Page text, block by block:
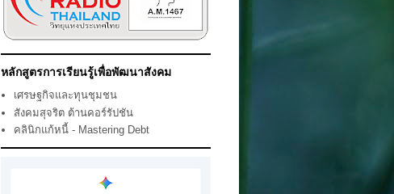
หลักสูตรการเรียนรู้เพื่อพัฒนาสังคม
เศรษฐกิจและทุนชุมชน
สังคมสุจริต ต้านคอร์รัปชัน
คลินิกแก้หนี้ - Mastering Debt